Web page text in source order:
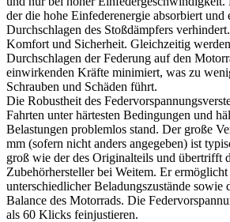
der die hohe Einfederenergie absorbiert und
Durchschlagen des Stoßdämpfers
Komfort und Sicherheit. Gleichzeitig
Durchschlagen der Federung auf den
einwirkenden Kräfte minimiert, was zu
Schrauben und Schäden führt.
Die Robustheit des
Fahrten unter härtesten Bedingungen und
Belastungen problemlos stand. Der große
mm (sofern nicht anders angegeben) ist
groß wie der des Originalteils und übertrifft
Zubehörhersteller bei Weitem. Er
unterschiedlicher Beladungszustände sowie
Balance des Motorrads. Die
als 60 Klicks feinjustieren.